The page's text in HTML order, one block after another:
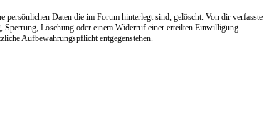
persönlichen Daten die im Forum hinterlegt sind, gelöscht. Von dir verfasste
Sperrung, Löschung oder einem Widerruf einer erteilten Einwilligung
Aufbewahrungspflicht entgegenstehen.